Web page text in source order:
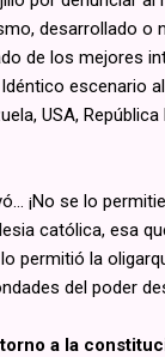
desarrollado
de los mejores
escenario
USA,
¡No se lo
católica, esa
permitió la
del poder
a la